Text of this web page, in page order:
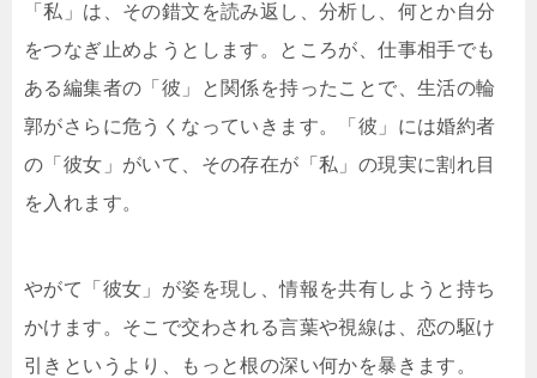
「私」は、その錯文を読み返し、分析し、何とか自分
をつなぎ止めようとします。ところが、仕事相手でも
ある編集者の「彼」と関係を持ったことで、生活の輪
郭がさらに危うくなっていきます。「彼」には婚約者
の「彼女」がいて、その存在が「私」の現実に割れ目
を入れます。
やがて「彼女」が姿を現し、情報を共有しようと持ち
かけます。そこで交わされる言葉や視線は、恋の駆け
引きというより、もっと根の深い何かを暴きます。